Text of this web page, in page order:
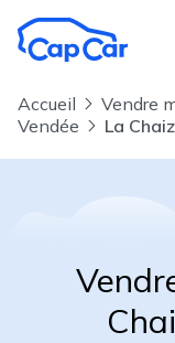
Accueil Vendre
Vendée
La